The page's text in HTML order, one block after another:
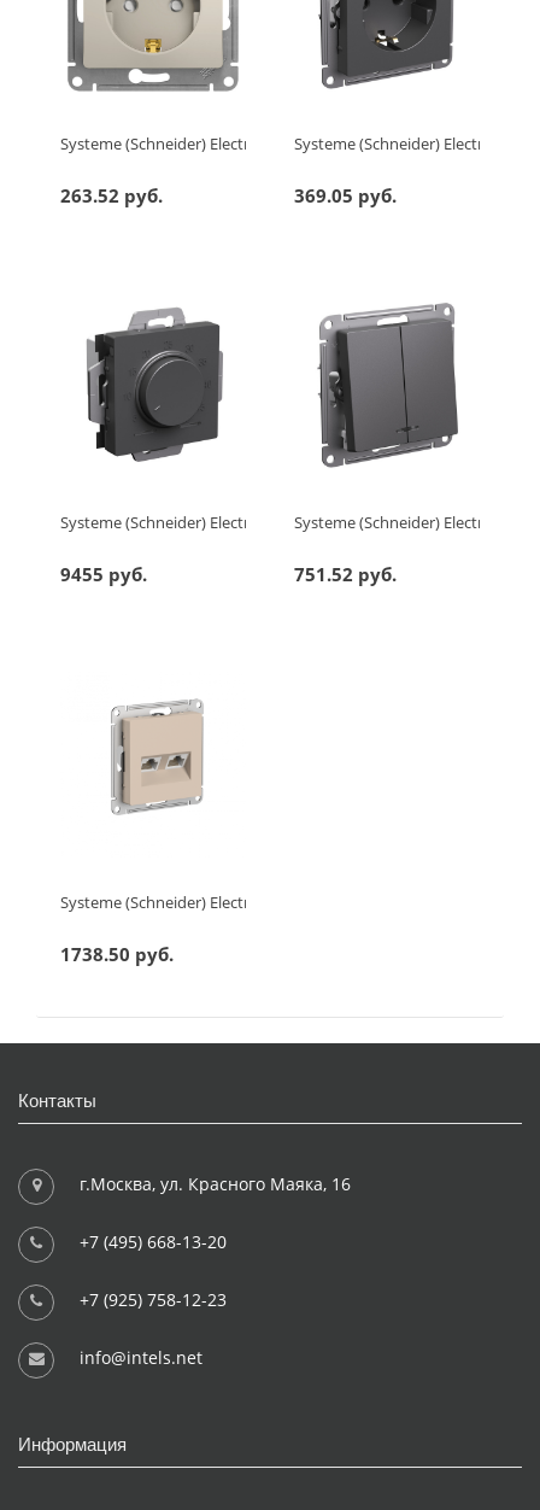
Systeme (Schneider) Electric GLOSSA РОЗЕТКА с
263.52 руб.
Systeme (Schneider) Electric
369.05 руб.
Systeme (Schneider) Electric ATLASDESIGN ТЕРМОСТАТ
9455 руб.
Systeme (Schneider) Electric
751.52 руб.
Systeme (Schneider) Electric ATLASDESIGN РОЗЕТКА двойная
1738.50 руб.
Контакты
г.Москва, ул. Красного Маяка, 16
+7 (495) 668-13-20
+7 (925) 758-12-23
info@intels.net
Информация